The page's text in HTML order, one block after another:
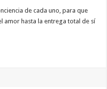
de cada uno, para que
amor hasta la entrega total de sí